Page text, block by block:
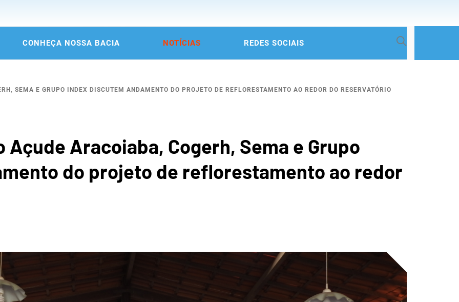
DA BACIA
DA
CONHEÇA NOSSA BACIA NOTÍCIAS REDES SOCIAIS
SEMA E GRUPO INDEX DISCUTEM ANDAMENTO DO PROJETO DE REFLORESTAMENTO AO REDOR DO RESERVATÓRIO
Açude Aracoiaba, Cogerh, Sema e Grupo
do projeto de reflorestamento ao redor